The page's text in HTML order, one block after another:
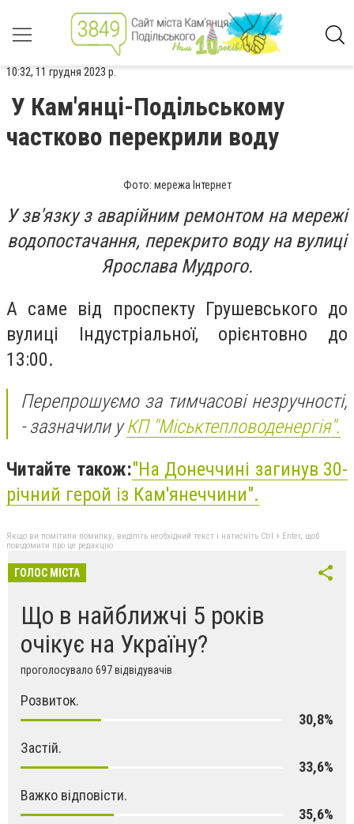
10:32, 11 грудня 2023 р.
У Кам'янці-Подільському
частково перекрили воду
Фото: мережа Інтернет
У зв'язку з аварійним ремонтом на мережі
водопостачання, перекрито воду на вулиці
Ярослава Мудрого.
А саме від проспекту Грушевського до
вулиці Індустріальної, орієнтовно до
13:00.
Перепрошуємо за тимчасові незручності,
- зазначили уКП "Міськтепловоденергія".
Читайте також:"На Донеччині загинув 30-
річний герой із Кам'янеччини".
Якщо ви помітили помилку, виділіть необхідний текст і натисніть Ctrl + Enter, щоб
повідомити про це редакцію
ГОЛОС МІСТА
Що в найближчі 5 років
очікує на Україну?
проголосувало 697 відвідувачів
Розвиток.
30,8%
Застій.
33,6%
Важко відповісти.
35,6%